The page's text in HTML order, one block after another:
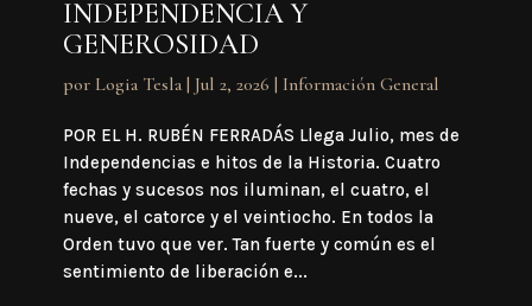
INDEPENDENCIA Y
GENEROSIDAD
por Logia Tesla| Jul 2, 2026 | Información General
POR EL H. RUBÉN FERRADÁS Llega Julio, mes de
Independencias e hitos de la Historia. Cuatro
fechas y sucesos nos iluminan, el cuatro, el
nueve, el catorce y el veintiocho. En todos la
Orden tuvo que ver. Tan fuerte y común es el
sentimiento de liberación e...